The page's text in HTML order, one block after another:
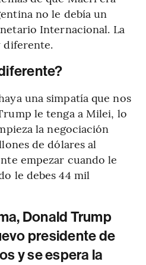
no le debía un
Internacional. La
diferente.
una simpatía que nos
le tenga a Milei, lo
la negociación
de dólares al
empezar cuando le
le debes 44 mil
Donald Trump
presidente de
y se espera la